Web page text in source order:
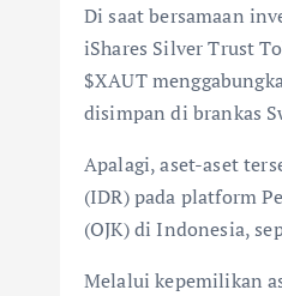
Di saat bersamaan
iShares Silver Trust
$XAUT
disimpan di brankas
Apalagi, aset-aset
(IDR) pada platform
(OJK) di Indonesia,
Melalui kepemilikan